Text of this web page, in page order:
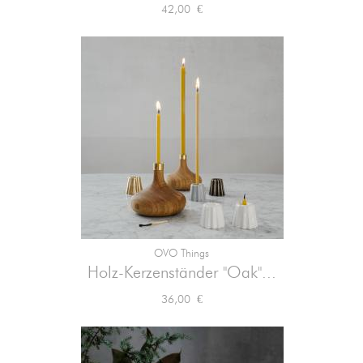
Preis
42,00 €
OVO Things
Holz-Kerzenständer "Oak"...
Preis
36,00 €